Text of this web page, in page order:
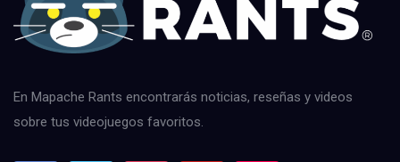
En Mapache Rants encontrarás noticias, reseñas y videos
sobre tus videojuegos favoritos.